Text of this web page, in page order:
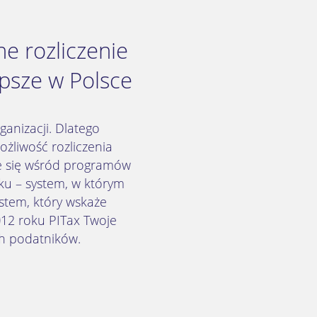
rozliczenie
w Polsce
Dlatego
rozliczenia
się wśród programów
– system, w którym
który wskaże
roku PITax Twoje
podatników.